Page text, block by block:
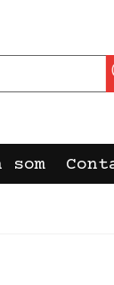
som